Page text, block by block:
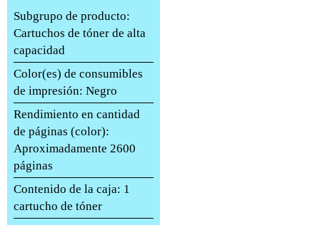
Subgrupo de producto:
Cartuchos de tóner de alta
capacidad
Color(es) de consumibles
de impresión: Negro
Rendimiento en cantidad
de páginas (color):
Aproximadamente 2600
páginas
Contenido de la caja: 1
cartucho de tóner